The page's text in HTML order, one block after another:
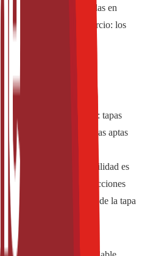
máquinas sincronizadas en
aproximadamente un tercio: los
"sportscaps"
en tres categorías: tapas
húmeda, tapas deportivas aptas
no aptas para la
previa para su procesabilidad es
en las dos secciones
así como entre la base de la tapa